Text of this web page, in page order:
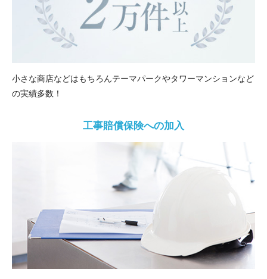
小さな商店などはもちろんテーマパークやタワーマンションなど
の実績多数！
工事賠償保険への加入